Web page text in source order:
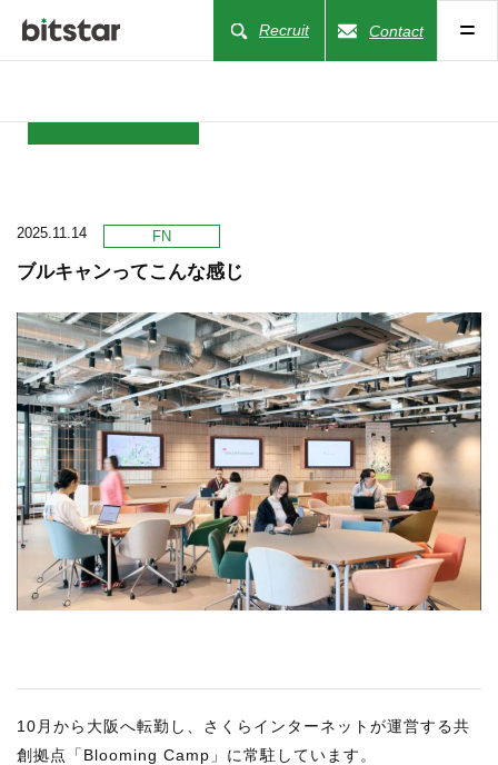
Recruit Contact
COMPANY
BUSINESS
WORKS
ACTION
RECRUIT
STAFF BLOG
CONTACT US
情報セキュリティ
2025.11.14 FN
ブルキャンってこんな感じ
10月から大阪へ転勤し、さくらインターネットが運営する共
創拠点「Blooming Camp」に常駐しています。